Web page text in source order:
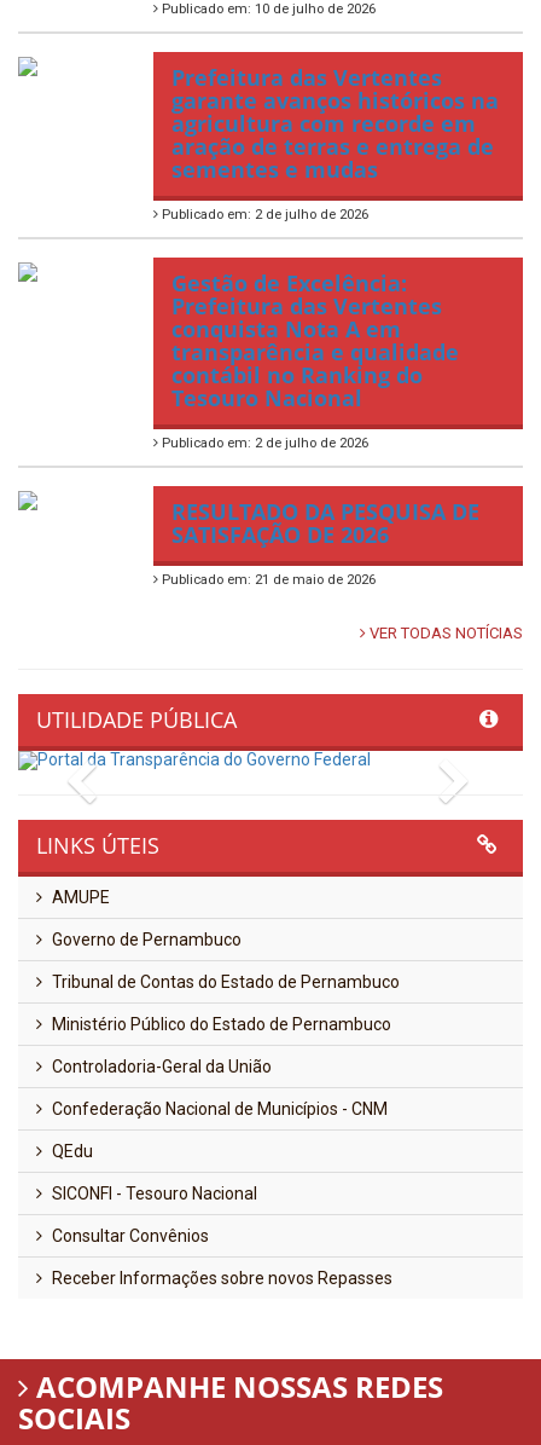
Publicado em: 10 de julho de 2026
Prefeitura das Vertentes
garante avanços históricos na
agricultura com recorde em
aração de terras e entrega de
sementes e mudas
Publicado em: 2 de julho de 2026
Gestão de Excelência:
Prefeitura das Vertentes
conquista Nota A em
transparência e qualidade
contábil no Ranking do
Tesouro Nacional
Publicado em: 2 de julho de 2026
RESULTADO DA PESQUISA DE
SATISFAÇÃO DE 2026
Publicado em: 21 de maio de 2026
VER TODAS NOTÍCIAS
UTILIDADE PÚBLICA
Previous
LINKS ÚTEIS
AMUPE
Governo de Pernambuco
Tribunal de Contas do Estado de Pernambuco
Ministério Público do Estado de Pernambuco
Controladoria-Geral da União
Confederação Nacional de Municípios - CNM
QEdu
SICONFI - Tesouro Nacional
Consultar Convênios
Receber Informações sobre novos Repasses
ACOMPANHE NOSSAS REDES
SOCIAIS